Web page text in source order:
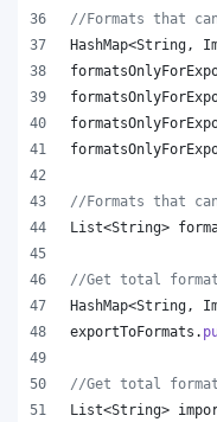
//Formats that
HashMap<String ,
//Formats that
List<String>
//Get total
HashMap<String ,
exportToFormats .
//Get total
List<String>